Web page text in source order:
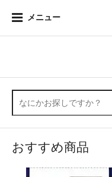
メニュー
おすすめ商品